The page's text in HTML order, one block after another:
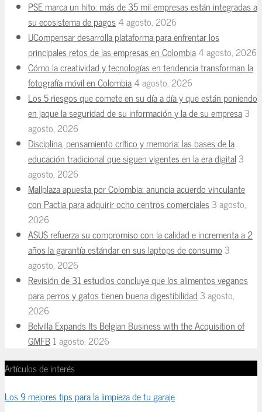
PSE marca un hito: más de 35 mil empresas están integradas a
su ecosistema de pagos4 agosto, 2026
UCompensar desarrolla plataforma para enfrentar los
principales retos de las empresas en Colombia4 agosto, 2026
Cómo la creatividad y tecnologías en tendencia transforman la
fotografía móvil en Colombia4 agosto, 2026
Los 5 riesgos que comete en su día a día y que están poniendo
en jaque la seguridad de su información y la de su empresa3
agosto, 2026
Disciplina, pensamiento crítico y memoria: las bases de la
educación tradicional que siguen vigentes en la era digital 3
agosto, 2026
Mallplaza apuesta por Colombia: anuncia acuerdo vinculante
con Pactia para adquirir ocho centros comerciales3 agosto,
2026
ASUS refuerza su compromiso con la calidad e incrementa a 2
años la garantía estándar en sus laptops de consumo 3
agosto, 2026
Revisión de 31 estudios concluye que los alimentos veganos
para perros y gatos tienen buena digestibilidad 3 agosto,
2026
Belvilla Expands Its Belgian Business with the Acquisition of
GMFB1 agosto, 2026
Artículos de interés
Los 9 mejores tips para la limpieza de tu garaje